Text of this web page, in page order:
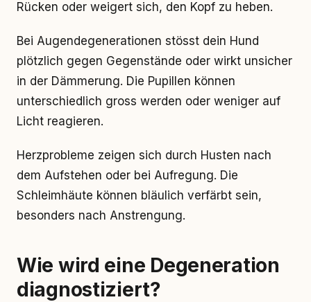
Rücken oder weigert sich, den Kopf zu heben.
Bei Augendegenerationen stösst dein Hund
plötzlich gegen Gegenstände oder wirkt unsicher
in der Dämmerung. Die Pupillen können
unterschiedlich gross werden oder weniger auf
Licht reagieren.
Herzprobleme zeigen sich durch Husten nach
dem Aufstehen oder bei Aufregung. Die
Schleimhäute können bläulich verfärbt sein,
besonders nach Anstrengung.
Wie wird eine Degeneration
diagnostiziert?